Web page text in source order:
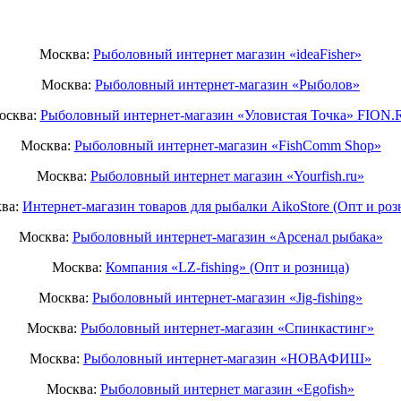
Москва: Рыболовный интернет магазин «ideaFisher»
Москва: Рыболовный интернет-магазин «Рыболов»
Рыболовный интернет-магазин «Уловистая Точка»
Москва: Рыболовный интернет-магазин «FishComm Shop»
Москва: Рыболовный интернет магазин «Yourfish.ru»
Интернет-магазин товаров для рыбалки AikoStore (Опт и
Москва: Рыболовный интернет-магазин «Арсенал рыбака»
Москва: Компания «LZ-fishing» (Опт и розница)
Москва: Рыболовный интернет-магазин «Jig-fishing»
Москва: Рыболовный интернет-магазин «Спинкастинг»
Москва: Рыболовный интернет-магазин «НОВАФИШ»
Москва: Рыболовный интернет магазин «Egofish»